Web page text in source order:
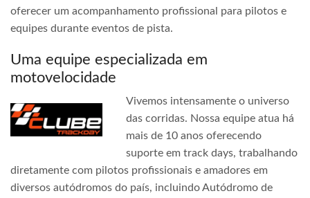
oferecer um acompanhamento profissional para pilotos e
equipes durante eventos de pista.
Uma equipe especializada em
motovelocidade
Vivemos intensamente o universo
das corridas. Nossa equipe atua há
mais de 10 anos oferecendo
suporte em track days, trabalhando
diretamente com pilotos profissionais e amadores em
diversos autódromos do país, incluindo Autódromo de